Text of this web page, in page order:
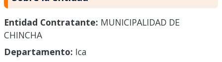
Entidad Contratante: MUNICIPALIDAD DE
CHINCHA
Departamento: Ica